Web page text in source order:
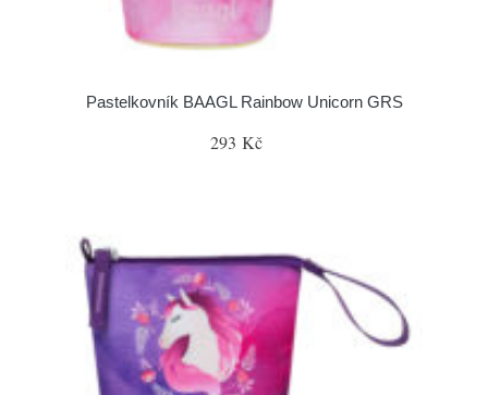
Pastelkovník BAAGL Rainbow Unicorn GRS
293 Kč